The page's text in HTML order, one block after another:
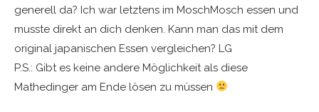
generell da? Ich war letztens im MoschMosch essen und
musste direkt an dich denken. Kann man das mit dem
original japanischen Essen vergleichen? LG
P.S.: Gibt es keine andere Möglichkeit als diese
Mathedinger am Ende lösen zu müssen